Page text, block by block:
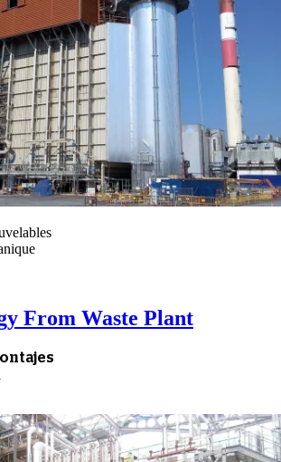
From Waste Plant